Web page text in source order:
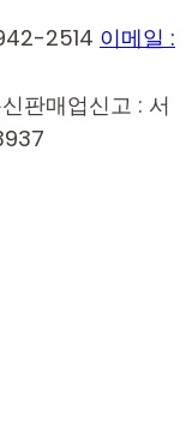
2514 이메일 :
판매업신고 : 서